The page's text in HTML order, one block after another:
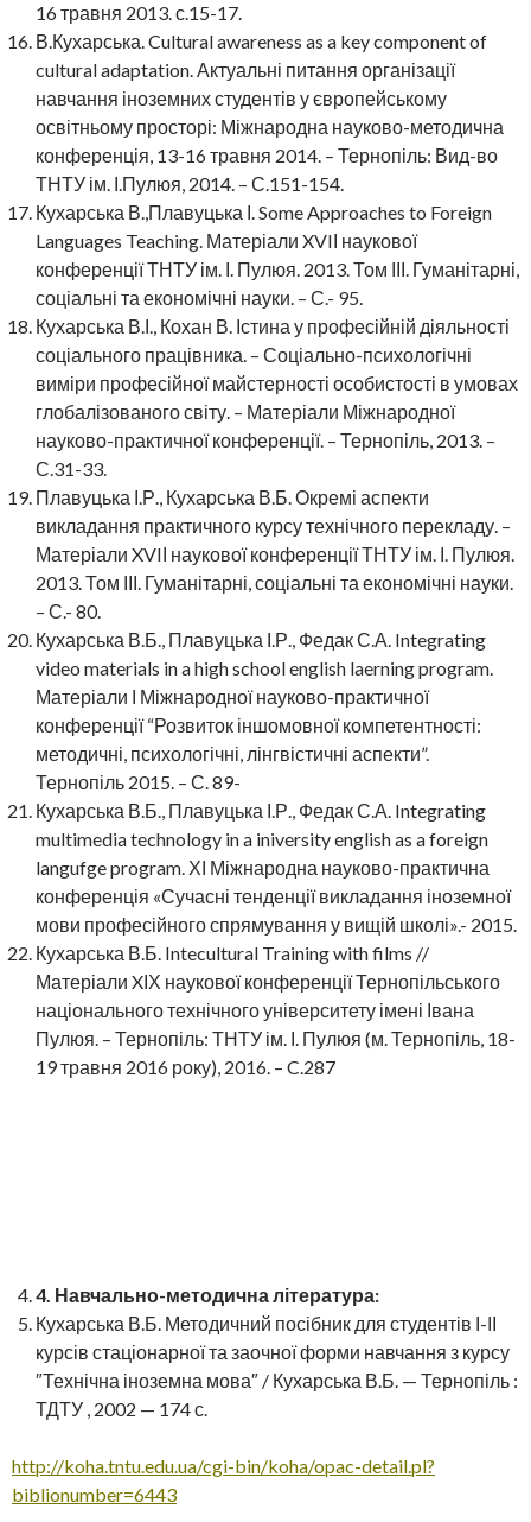
16 травня 2013. с.15-17.
В.Кухарська. Cultural awareness as a key component of
cultural adaptation. Актуальні питання організації
навчання іноземних студентів у європейському
освітньому просторі: Міжнародна науково-методична
конференція, 13-16 травня 2014. – Тернопіль: Вид-во
ТНТУ ім. І.Пулюя, 2014. – С.151-154.
Кухарська В.,Плавуцька І. Some Approaches to Foreign
Languages Teaching. Матеріали XVIІ наукової
конференції ТНТУ ім. І. Пулюя. 2013. Том ІІІ. Гуманітарні,
соціальні та економічні науки. – С.- 95.
Кухарська В.І., Кохан В. Істина у професійній діяльності
соціального працівника. – Соціально-психологічні
виміри професійної майстерності особистості в умовах
глобалізованого світу. – Матеріали Міжнародної
науково-практичної конференції. – Тернопіль, 2013. –
С.31-33.
Плавуцька І.Р., Кухарська В.Б. Окремі аспекти
викладання практичного курсу технічного перекладу. –
Матеріали XVIІ наукової конференції ТНТУ ім. І. Пулюя.
2013. Том ІІІ. Гуманітарні, соціальні та економічні науки.
– С.- 80.
Кухарська В.Б., Плавуцька І.Р., Федак С.А. Integrating
video materials in a high school english laerning program.
Матеріали І Міжнародної науково-практичної
конференції “Розвиток іншомовної компетентності:
методичні, психологічні, лінгвістичні аспекти”.
Тернопіль 2015. – С. 89-
Кухарська В.Б., Плавуцька І.Р., Федак С.А. Integrating
multimedia technology in a iniversity english as a foreign
langufge program. ХІ Міжнародна науково-практична
конференція «Сучасні тенденції викладання іноземної
мови професійного спрямування у вищій школі».- 2015.
Кухарська В.Б. Intecultural Training with films //
Матеріали XІХ наукової конференції Тернопільського
національного технічного університету імені Івана
Пулюя. – Тернопіль: ТНТУ ім. І. Пулюя (м. Тернопіль, 18-
19 травня 2016 року), 2016. – C.287
4. Навчально-методична література:
Кухарська В.Б. Методичний посібник для студентів І-ІІ
курсів стаціонарної та заочної форми навчання з курсу
″Технічна іноземна мова″ / Кухарська В.Б. — Тернопіль :
ТДТУ , 2002 — 174 с.
http://koha.tntu.edu.ua/cgi-bin/koha/opac-detail.pl?
biblionumber=6443